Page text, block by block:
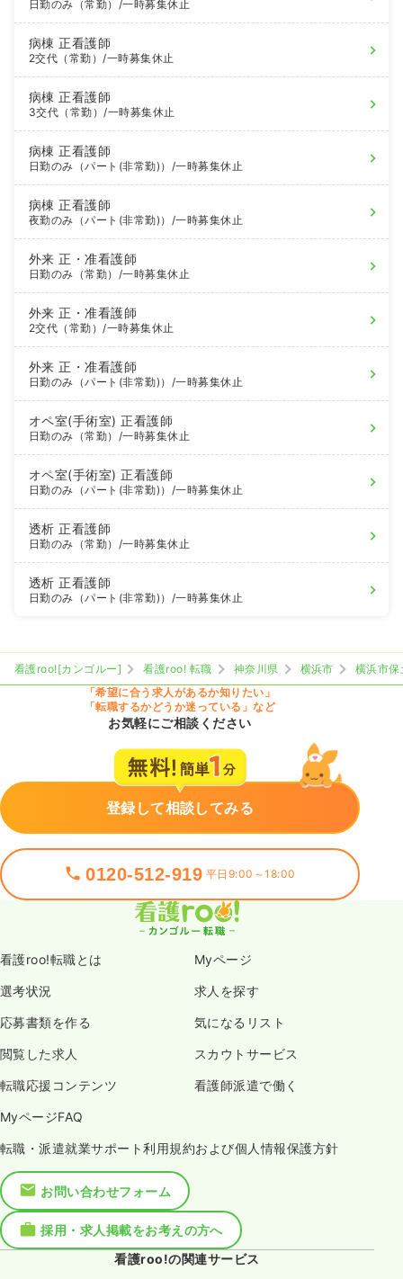
日勤のみ（常勤） /一時募集休止
病棟正看護師
2交代（常勤）/一時募集休止
病棟正看護師
3交代（常勤）/一時募集休止
病棟正看護師
日勤のみ（パート(非常勤)） /一時募集休止
病棟正看護師
夜勤のみ（パート(非常勤)） /一時募集休止
外来正・准看護師
日勤のみ（常勤） /一時募集休止
外来正・准看護師
2交代（常勤）/一時募集休止
外来正・准看護師
日勤のみ（パート(非常勤)） /一時募集休止
オペ室(手術室)正看護師
日勤のみ（常勤） /一時募集休止
オペ室(手術室)正看護師
日勤のみ（パート(非常勤)） /一時募集休止
透析正看護師
日勤のみ（常勤） /一時募集休止
透析正看護師
日勤のみ（パート(非常勤)） /一時募集休止
看護roo![カンゴルー] 看護roo! 転職 神奈川県 横浜市
横浜市
「希望に合う求人があるか知りたい」
「転職するかどうか迷っている」など
お気軽にご相談ください
登録して相談してみる
0120-512-919 平日9:00～18:00
看護roo!転職とは Myページ
選考状況 求人を探す
応募書類を作る 気になるリスト
閲覧した求人 スカウトサービス
転職応援コンテンツ 看護師派遣で働く
MyページFAQ
転職・派遣就業サポート利用規約および個人情報保護方針
お問い合わせフォーム
採用・求人掲載をお考えの方へ
看護roo!の関連サービス